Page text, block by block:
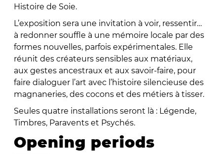
Histoire de Soie.
L’exposition sera une invitation à voir, ressentir…
à redonner souffle à une mémoire locale par des
formes nouvelles, parfois expérimentales. Elle
réunit des créateurs sensibles aux matériaux,
aux gestes ancestraux et aux savoir-faire, pour
faire dialoguer l’art avec l’histoire silencieuse des
magnaneries, des cocons et des métiers à tisser.
Seules quatre installations seront là : Légende,
Timbres, Paravents et Psychés.
Opening periods